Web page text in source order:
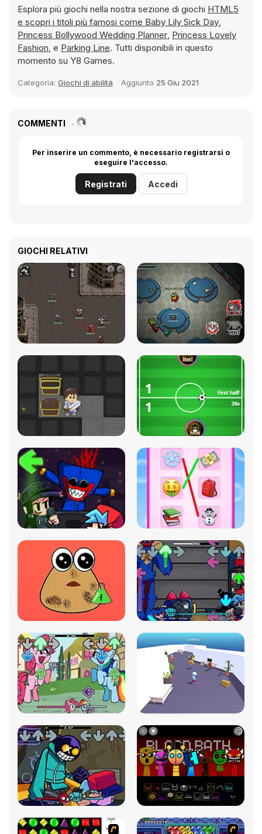
Esplora più giochi nella nostra sezione di giochi HTML5
e scopri i titoli più famosi come Baby Lily Sick Day,
Princess Bollywood Wedding Planner, Princess Lovely
Fashion, e Parking Line. Tutti disponibili in questo
momento su Y8 Games.
Categoria: Giochi di abilità Aggiunto 25 Giu 2021
COMMENTI
Per inserire un commento, è necessario registrarsi o
eseguire l'accesso.
Registrati Accedi
GIOCHI RELATIVI